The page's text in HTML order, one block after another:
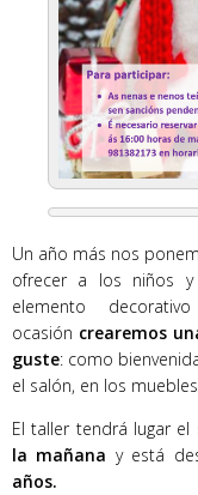
Un año más nos
ofrecer a los niños
elemento
ocasión crearemos
guste: como
el salón, en los
El taller tendrá lugar el
la mañana y está
años.